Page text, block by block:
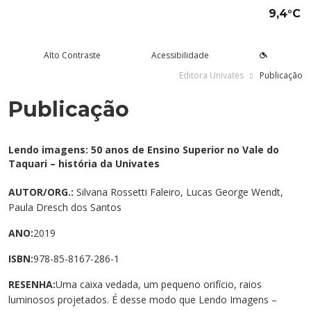
9,4°C
aqui
de ingresso
e bolsas
que a Univates?
guiadas
Univates
Presencial
e Doutorados
MBA
Crie
Virtual
Institucional
e Inovação
da Inovação
Tecnológica da
e Projetos de
Abertos à Comunidade
e Lazer
Univates
e Saúde
Culturais
de Carreiras
Alto Contraste
Acessibilidade
Editora Univates
Publicação
Publicação
Lendo imagens: 50 anos de Ensino Superior no Vale do
Taquari – história da Univates
AUTOR/ORG.: Silvana Rossetti Faleiro, Lucas George Wendt,
Paula Dresch dos Santos
ANO:2019
ISBN:978-85-8167-286-1
RESENHA:Uma caixa vedada, um pequeno orifício, raios
luminosos projetados. É desse modo que Lendo Imagens –